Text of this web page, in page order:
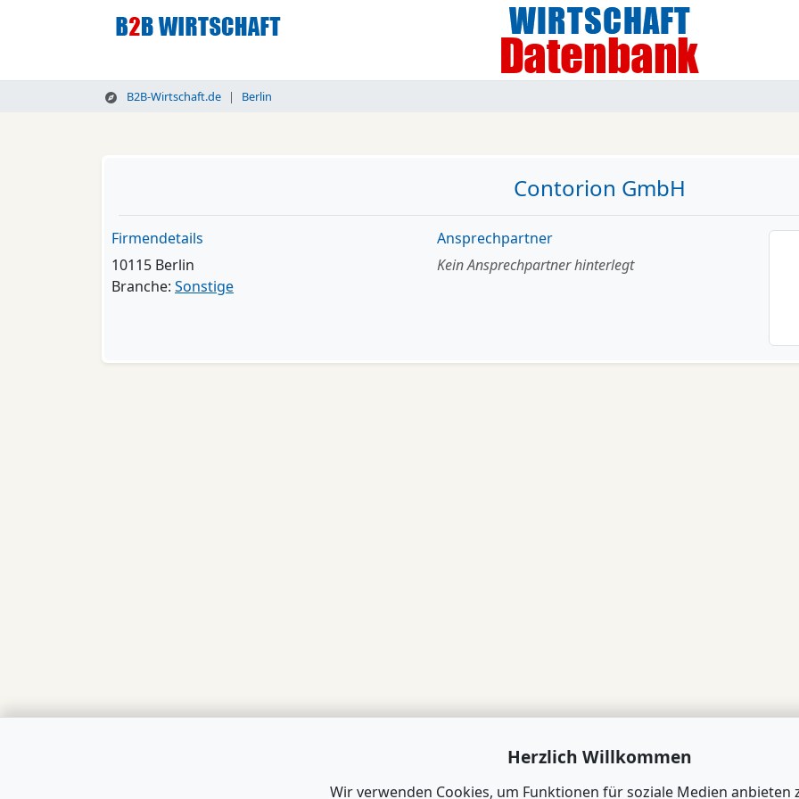
B2B-Wirtschaft.de Berlin
Contorion GmbH
Firmendetails
10115 Berlin
Branche: Sonstige
Ansprechpartner
Kein Ansprechpartner hinterlegt
Herzlich Willkommen
Wir verwenden Cookies, um Funktionen für soziale Medien anbieten